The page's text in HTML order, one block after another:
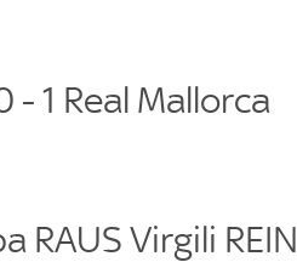
- 1 Real Mallorca
RAUS Virgili REIN